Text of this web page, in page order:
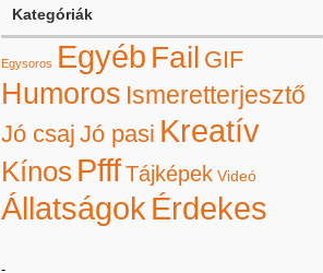
Kategóriák
Egysoros Egyéb Fail GIF
Humoros Ismeretterjesztő
Jó csaj Jó pasi Kreatív
Kínos PfffTájképek Videó
Állatságok Érdekes
-